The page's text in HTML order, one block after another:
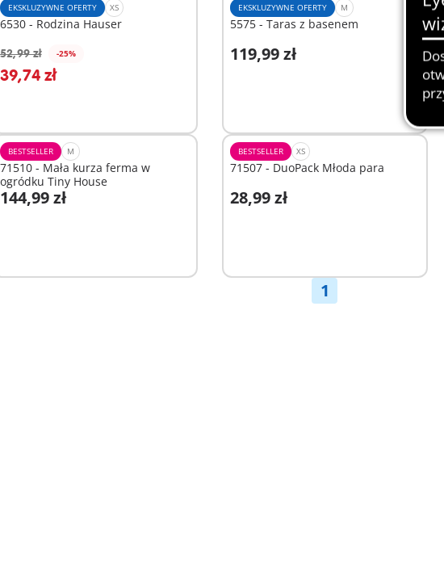
EKSKLUZYWNE OFERTY XS
6530 - Rodzina Hauser
52,99 zł -25%
39,74 zł
Dodaj do koszyka
EKSKLUZYWNE OFERTY M
5575 - Taras z basenem
119,99 zł
Dodaj do koszyka
BESTSELLER M
71510 - Mała kurza ferma w
ogródku Tiny House
144,99 zł
Dodaj do koszyka
BESTSELLER XS
71507 - DuoPack Młoda para
28,99 zł
Dodaj do koszyka
1